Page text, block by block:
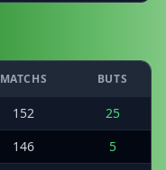
MATCHS BUTS
152
25
146
5